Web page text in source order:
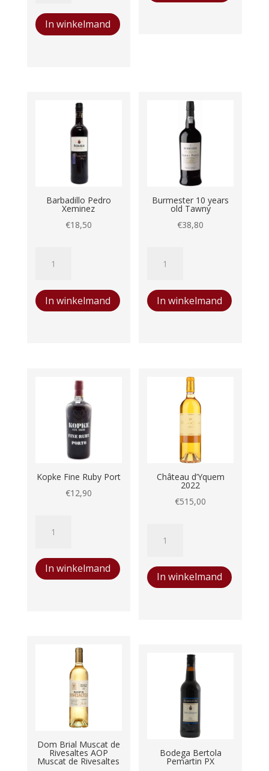
Brachetto
In winkelmand
Barbadillo Pedro
Xeminez
€18,50
Pedro
aantal
In winkelmand
Burmester 10 years
old Tawny
€38,80
oldIn winkelmand
Kopke Fine Ruby Port
€12,90
PortIn winkelmand
Château d’Yquem
2022
€515,00
d'Yquem
aantal
In winkelmand
Dom Brial Muscat de
Rivesaltes AOP
Muscat de Rivesaltes
Bodega Bertola
Pemartin PX